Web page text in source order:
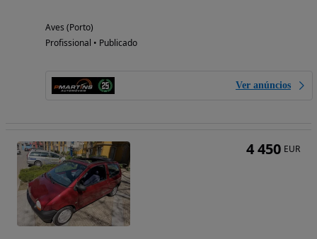
Aves (Porto)
Profissional • Publicado
Ver anúncios
4 450 EUR